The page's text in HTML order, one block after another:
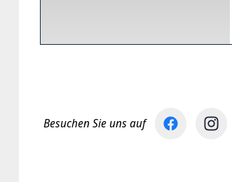
Besuchen Sie uns auf